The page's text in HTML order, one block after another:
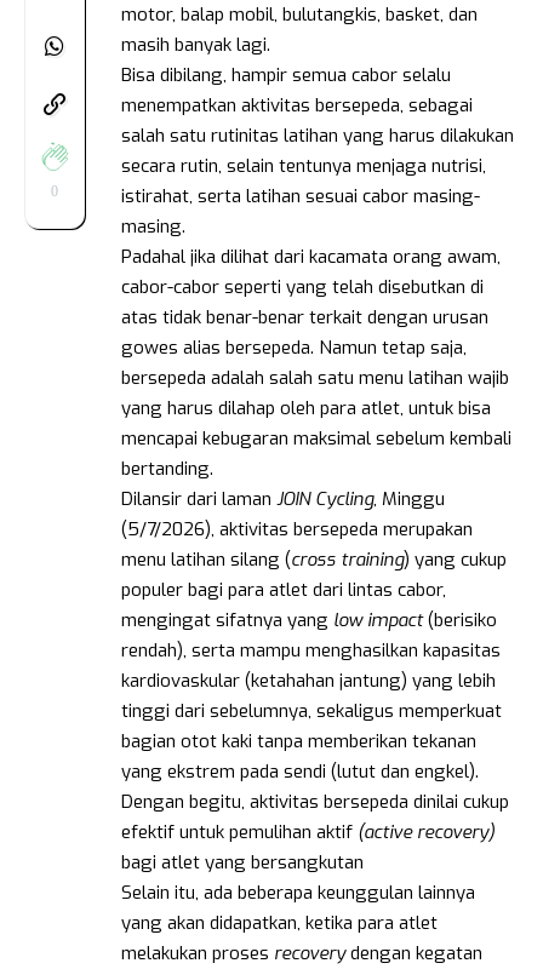
0
motor, balap mobil, bulutangkis, basket, dan
masih banyak lagi.
Bisa dibilang, hampir semua cabor selalu
menempatkan aktivitas bersepeda, sebagai
salah satu rutinitas latihan yang harus dilakukan
secara rutin, selain tentunya menjaga nutrisi,
istirahat, serta latihan sesuai cabor masing-
masing.
Padahal jika dilihat dari kacamata orang awam,
cabor-cabor seperti yang telah disebutkan di
atas tidak benar-benar terkait dengan urusan
gowes alias bersepeda. Namun tetap saja,
bersepeda adalah salah satu menu latihan wajib
yang harus dilahap oleh para atlet, untuk bisa
mencapai kebugaran maksimal sebelum kembali
bertanding.
Dilansir dari laman JOIN Cycling, Minggu
(5/7/2026), aktivitas bersepeda merupakan
menu latihan silang (cross training) yang cukup
populer bagi para atlet dari lintas cabor,
mengingat sifatnya yang low impact(berisiko
rendah), serta mampu menghasilkan kapasitas
kardiovaskular (ketahahan jantung) yang lebih
tinggi dari sebelumnya, sekaligus memperkuat
bagian otot kaki tanpa memberikan tekanan
yang ekstrem pada sendi (lutut dan engkel).
Dengan begitu, aktivitas bersepeda dinilai cukup
efektif untuk pemulihan aktif (active recovery)
bagi atlet yang bersangkutan
Selain itu, ada beberapa keunggulan lainnya
yang akan didapatkan, ketika para atlet
melakukan proses recoverydengan kegatan